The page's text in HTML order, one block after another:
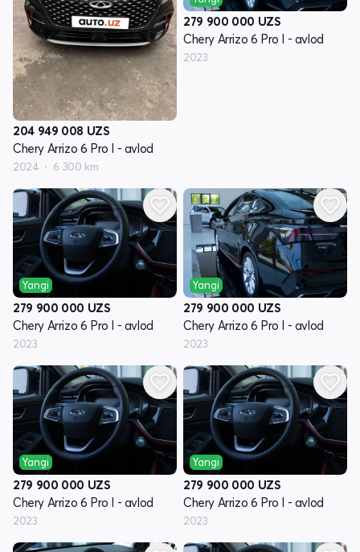
204 949 008 UZS
Chery Arrizo 6 Pro I - avlod
2024 6 300 km
279 900 000 UZS
Chery Arrizo 6 Pro I - avlod
2023
Yangi
279 900 000 UZS
Chery Arrizo 6 Pro I - avlod
2023
Yangi
279 900 000 UZS
Chery Arrizo 6 Pro I - avlod
2023
Yangi
279 900 000 UZS
Chery Arrizo 6 Pro I - avlod
2023
Yangi
279 900 000 UZS
Chery Arrizo 6 Pro I - avlod
2023